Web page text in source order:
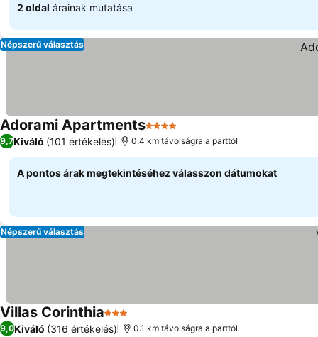
2 oldal árainak mutatása
Népszerű választás
Adorami Apartments4 Kategória
9,7Kiváló (101 értékelés) 0.4 km távolságra a parttól
A pontos árak megtekintéséhez válasszon dátumokat
Népszerű választás
Villas Corinthia3 Kategória
9,0Kiváló (316 értékelés) 0.1 km távolságra a parttól